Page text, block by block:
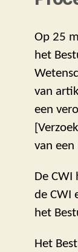
Op 25
het
van
een
van
De
de CWI
het
Het